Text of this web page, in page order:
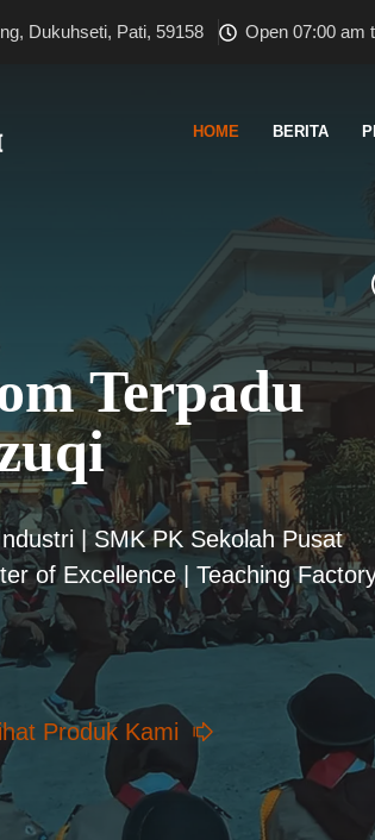
Dukuhseti, Pati, 59158 Open 07:00 am
HOME BERITA
Terpadu
| SMK PK Sekolah Pusat
of Excellence | Teaching
Produk Kami